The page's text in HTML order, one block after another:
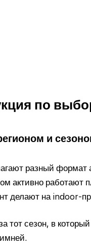
по
и
разный
активно работают
делают на indoor-
тот сезон, в